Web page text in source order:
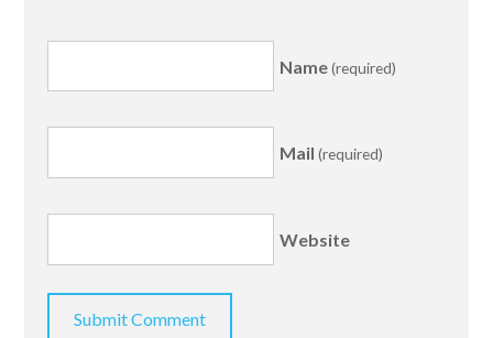
Name(required)
Mail (required)
Website